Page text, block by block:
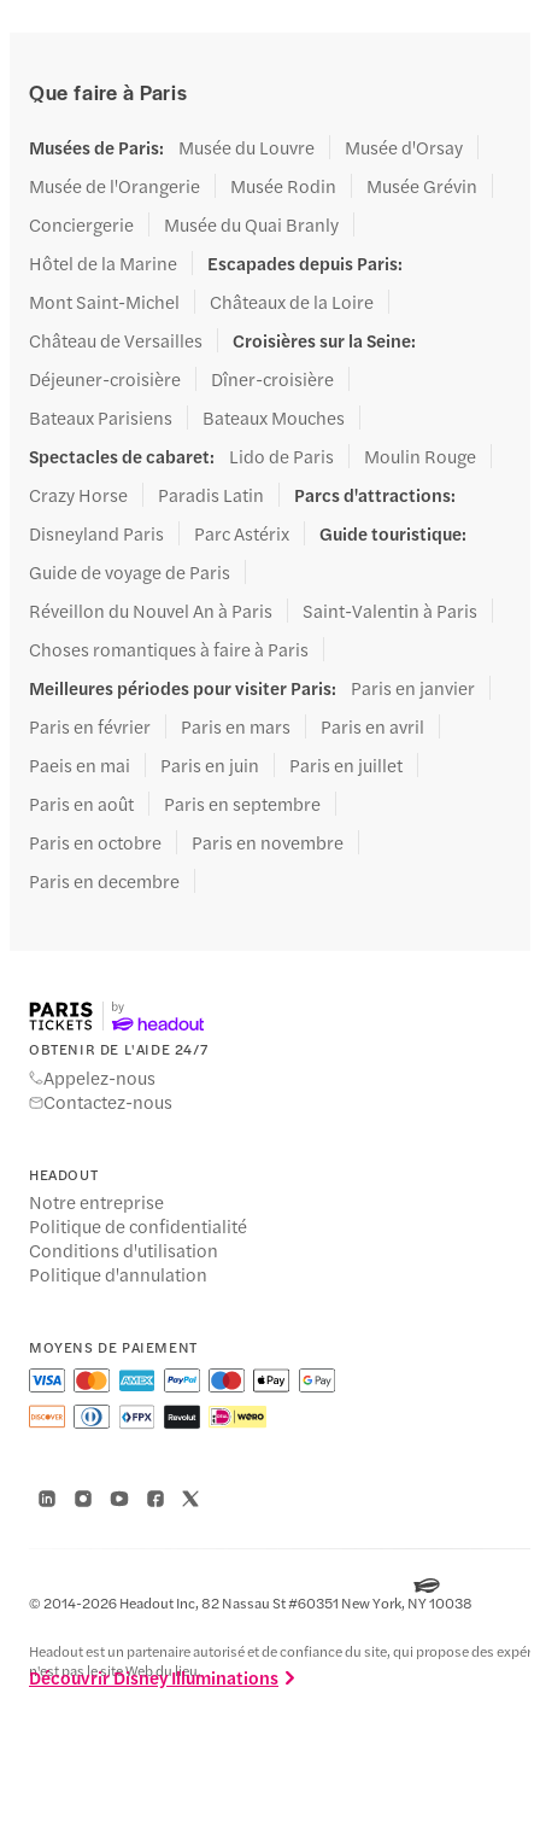
Découvrir Disney Illuminations
Que faire à Paris
Musées de Paris: Musée du Louvre
Musée d'Orsay
Musée de l'Orangerie
Musée Rodin
Musée Grévin
Conciergerie
Musée du Quai Branly
Hôtel de la Marine
Escapades depuis Paris:
Mont Saint-Michel
Châteaux de la Loire
Château de Versailles
Croisières sur la Seine:
Déjeuner-croisière
Dîner-croisière
Bateaux Parisiens
Bateaux Mouches
Spectacles de cabaret: Lido de Paris
Moulin Rouge
Crazy Horse
Paradis Latin Parcs d'attractions:
Disneyland Paris
Parc Astérix Guide touristique:
Guide de voyage de Paris
Réveillon du Nouvel An à Paris
Saint-Valentin à Paris
Choses romantiques à faire à Paris
Meilleures périodes pour visiter Paris:
Paris en janvier
Paris en février
Paris en mars
Paris en avril
Paeis en mai
Paris en juin
Paris en juillet
Paris en août
Paris en septembre
Paris en octobre
Paris en novembre
Paris en decembre
OBTENIR DE L'AIDE 24/7
Appelez-nous
Contactez-nous
HEADOUT
Notre entreprise
Politique de confidentialité
Conditions d'utilisation
Politique d'annulation
MOYENS DE PAIEMENT
© 2014-2026 Headout Inc, 82 Nassau St #60351 New York, NY 10038
Headout est un partenaire autorisé et de confiance du site, qui propose des
n'est pas le site Web du lieu.